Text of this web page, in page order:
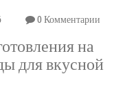
0 Комментарии
на
для вкусной